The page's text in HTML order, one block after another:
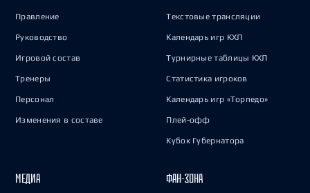
Правление
Руководство
Игровой состав
Тренеры
Персонал
Изменения в составе
Текстовые трансляции
Календарь игр КХЛ
Турнирные таблицы КХЛ
Статистика игроков
Календарь игр «Торпедо»
Плей-офф
Кубок Губернатора
МЕДИА ФАН-ЗОНА